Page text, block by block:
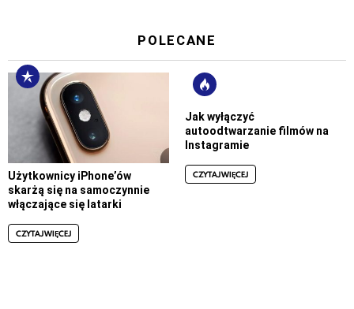
POLECANE
Użytkownicy iPhone’ów
skarżą się na samoczynnie
włączające się latarki
CZYTAJ WIĘCEJ
Jak wyłączyć
autoodtwarzanie filmów na
Instagramie
CZYTAJ WIĘCEJ